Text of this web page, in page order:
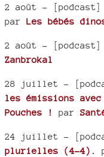
2 août - [podcast]
par Les bébés
2 août - [podcast]
Zanbrokal
28 juillet -
les émissions
Pouches !
par
24 juillet -
plurielles (4-4).